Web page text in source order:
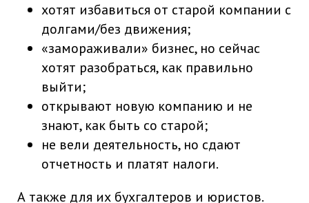
хотят избавиться от старой компании с
долгами/без движения;
«замораживали» бизнес, но сейчас
хотят разобраться, как правильно
выйти;
открывают новую компанию и не
знают, как быть со старой;
не вели деятельность, но сдают
отчетность и платят налоги.
А также для их бухгалтеров и юристов.